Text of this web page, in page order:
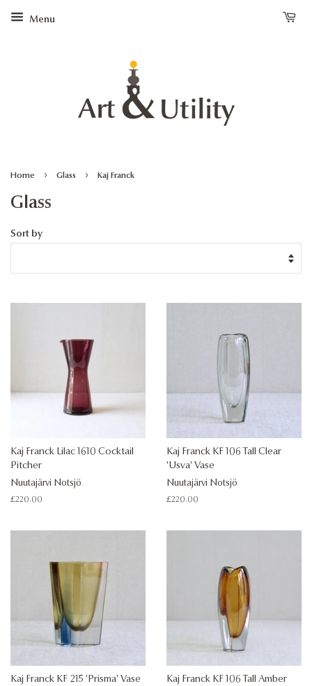
Menu
Home › Glass › Kaj Franck
Glass
Sort by
Kaj Franck Lilac 1610 Cocktail
Pitcher
Nuutajärvi Notsjö
Regular
£220.00
Kaj Franck KF 106 Tall Clear
'Usva' Vase
Nuutajärvi Notsjö
Regular
£220.00
Kaj Franck KF 215 'Prisma' Vase
Kaj Franck KF 106 Tall Amber